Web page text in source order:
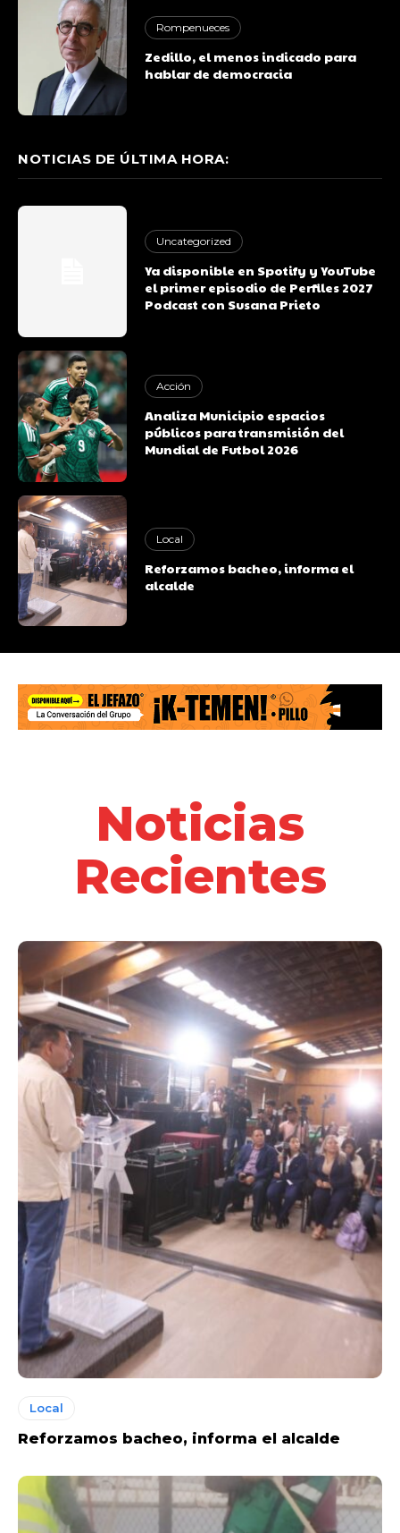
Rompenueces
Zedillo, el menos indicado para
hablar de democracia
NOTICIAS DE ÚLTIMA HORA:
Uncategorized
Ya disponible en Spotify y YouTube
el primer episodio de Perfiles 2027
Podcast con Susana Prieto
Acción
Analiza Municipio espacios
públicos para transmisión del
Mundial de Futbol 2026
Local
Reforzamos bacheo, informa el
alcalde
Noticias
Recientes
Local
Reforzamos bacheo, informa el alcalde